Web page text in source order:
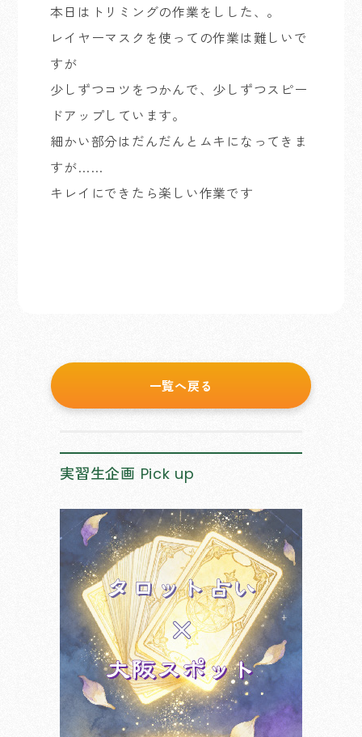
本日はトリミングの作業をしした、。
レイヤーマスクを使っての作業は難しいで
すが
少しずつコツをつかんで、少しずつスピー
ドアップしています。
細かい部分はだんだんとムキになってきま
すが……
キレイにできたら楽しい作業です
一覧へ戻る
実習生企画 Pick up